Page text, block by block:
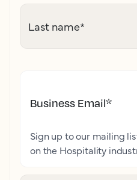
Last name*
Business Email*
Sign up to our mailing
on the Hospitality